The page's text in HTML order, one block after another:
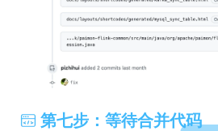
第七步：等待合并代码